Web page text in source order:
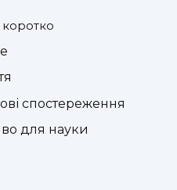
спостереження
для науки